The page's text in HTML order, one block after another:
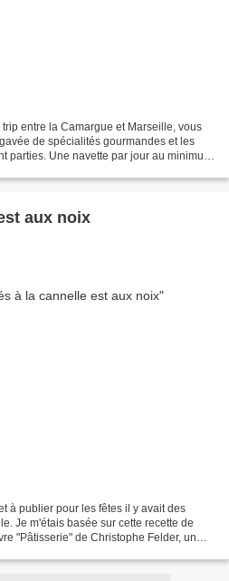
entre la Camargue et Marseille, vous
de spécialités gourmandes et les
parties. Une navette par jour au minimum
aux noix
à publier pour les fêtes il y avait des
Je m'étais basée sur cette recette de
"Pâtisserie" de Christophe Felder, un